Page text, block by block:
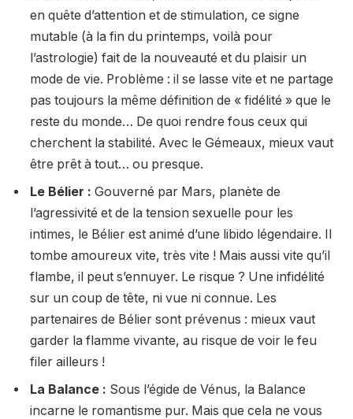
en quête d’attention et de stimulation, ce signe
mutable (à la fin du printemps, voilà pour
l’astrologie) fait de la nouveauté et du plaisir un
mode de vie. Problème : il se lasse vite et ne partage
pas toujours la même définition de « fidélité » que le
reste du monde… De quoi rendre fous ceux qui
cherchent la stabilité. Avec le Gémeaux, mieux vaut
être prêt à tout… ou presque.
Le Bélier : Gouverné par Mars, planète de
l’agressivité et de la tension sexuelle pour les
intimes, le Bélier est animé d’une libido légendaire. Il
tombe amoureux vite, très vite ! Mais aussi vite qu’il
flambe, il peut s’ennuyer. Le risque ? Une infidélité
sur un coup de tête, ni vue ni connue. Les
partenaires de Bélier sont prévenus : mieux vaut
garder la flamme vivante, au risque de voir le feu
filer ailleurs !
La Balance : Sous l’égide de Vénus, la Balance
incarne le romantisme pur. Mais que cela ne vous